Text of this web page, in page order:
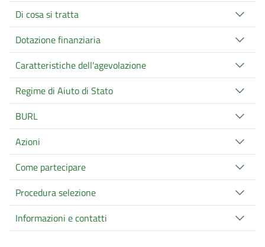
Di cosa si tratta
Dotazione finanziaria
Caratteristiche dell'agevolazione
Regime di Aiuto di Stato
BURL
Azioni
Come partecipare
Procedura selezione
Informazioni e contatti